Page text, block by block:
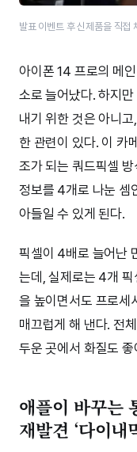
발표 이벤트 후 신제품을 직접
아이폰 14 프로의 메
소로 늘어났다. 하지
내기 위한 것은 아니
한 관련이 있다. 이 카
조가 되는 쿼드픽셀
정보를 4개로 나눈 셈
아들일 수 있게 된다.
픽셀이 4배로 늘어난
는데, 실제로는 4개
을 높이면서도 프로세
매끄럽게 해 낸다. 전
두운 곳에서 화질도 좋
애플이 바꾸는
재발견 ‘다이내